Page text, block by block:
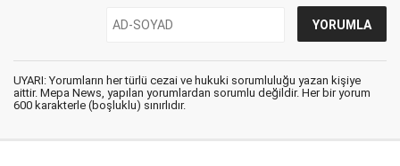
UYARI: Yorumların her türlü cezai ve hukuki sorumluluğu yazan kişiye
aittir. Mepa News, yapılan yorumlardan sorumlu değildir. Her bir yorum
600 karakterle (boşluklu) sınırlıdır.